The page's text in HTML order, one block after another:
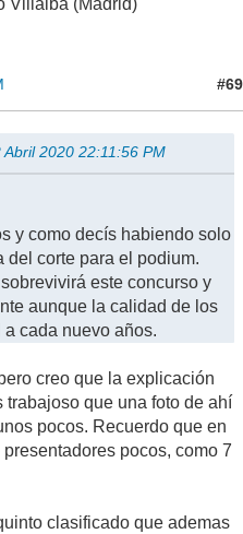
Villalba (Madrid)
#69
2020 22:11:56 PM
y como decís habiendo solo
del corte para el podium.
este concurso y
aunque la calidad de los
cada nuevo años.
creo que la explicación
que una foto de ahí
pocos. Recuerdo que en
pocos, como 7
clasificado que ademas